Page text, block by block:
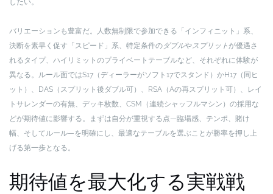
したい。
バリエーションも豊富だ。人数無制限で参加できる「インフィニット」系、
決断を素早く促す「スピード」系、特定条件のダブルやスプリット が優遇さ
れるタイプ、ハイリミットのプライベートテーブルなど、それぞれに体験が
異なる。ルール面ではS17（ディーラーがソフト17でスタンド）かH17（同ヒ
ット）、DAS（スプリット後ダブル可）、RSA（Aの再スプリット可）、レイ
トサレンダーの有無、デッキ枚数、CSM（連続シャッフルマシン）の採用な
どが期待値に影響する。まずは自分が重視する点—臨場感、テンポ、賭け
幅、そしてルール—を明確にし、最適なテーブルを選ぶことが勝率を押し上
げる第一歩となる。
期待値を最大化する実戦戦